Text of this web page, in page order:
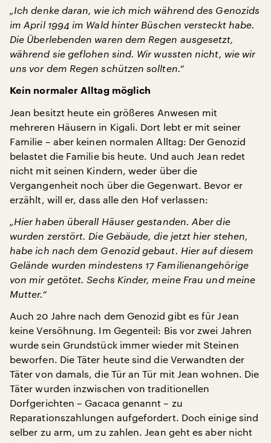
„Ich denke daran, wie ich mich während des Genozids
im April 1994 im Wald hinter Büschen versteckt habe.
Die Überlebenden waren dem Regen ausgesetzt,
während sie geflohen sind. Wir wussten nicht, wie wir
uns vor dem Regen schützen sollten.“
Kein normaler Alltag möglich
Jean besitzt heute ein größeres Anwesen mit
mehreren Häusern in Kigali. Dort lebt er mit seiner
Familie – aber keinen normalen Alltag: Der Genozid
belastet die Familie bis heute. Und auch Jean redet
nicht mit seinen Kindern, weder über die
Vergangenheit noch über die Gegenwart. Bevor er
erzählt, will er, dass alle den Hof verlassen:
„Hier haben überall Häuser gestanden. Aber die
wurden zerstört. Die Gebäude, die jetzt hier stehen,
habe ich nach dem Genozid gebaut. Hier auf diesem
Gelände wurden mindestens 17 Familienangehörige
von mir getötet. Sechs Kinder, meine Frau und meine
Mutter.“
Auch 20 Jahre nach dem Genozid gibt es für Jean
keine Versöhnung. Im Gegenteil: Bis vor zwei Jahren
wurde sein Grundstück immer wieder mit Steinen
beworfen. Die Täter heute sind die Verwandten der
Täter von damals, die Tür an Tür mit Jean wohnen. Die
Täter wurden inzwischen von traditionellen
Dorfgerichten – Gacaca genannt – zu
Reparationszahlungen aufgefordert. Doch einige sind
selber zu arm, um zu zahlen. Jean geht es aber nicht